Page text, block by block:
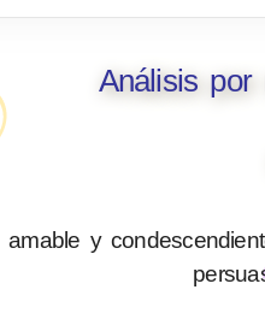
Análisis por
amable y